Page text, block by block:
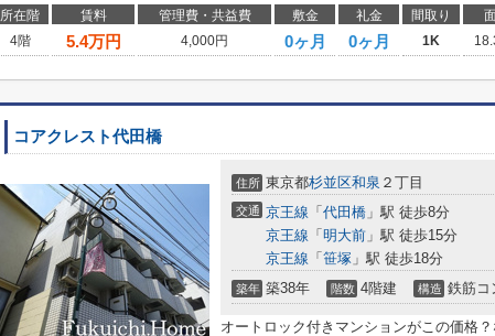
所在階 賃料 管理費・共益費 敷金 礼金 間取り
4階
5.4万円 4,000円 0ヶ月 0ヶ月 1K
コアクレスト代田橋
住所 東京都杉並区和泉 ２丁目
交通 京王線 「 代田橋 」駅 徒歩8分
京王線 「 明大前 」駅 徒歩15分
京王線 「 笹塚 」駅 徒歩18分
築年 築38年 階数 4階建 構造 鉄筋コ
オートロック付きマンションがこの価格